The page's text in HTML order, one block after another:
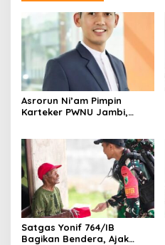
Asrorun Ni’am Pimpin
Karteker PWNU Jambi,
Kedua NU
Satgas Yonif 764/IB
Bagikan Bendera, Ajak